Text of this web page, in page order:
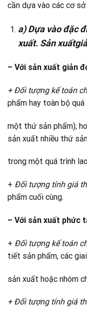
cần dựa vào các cơ sở
a) Dựa vào đặc
xuất. Sản
– Với sản xuất giản
+Đối tượng kế toán
phẩm hay toàn bộ
một thứ sản phẩm);
sản xuất nhiều thứ
trong một quá trình
+ Đối tượng tính giá
phẩm cuối cùng.
– Với sản xuất phức
+ Đối tượng kế toán
tiết sản phẩm, các
sản xuất hoặc nhóm
+ Đối tượng tính giá